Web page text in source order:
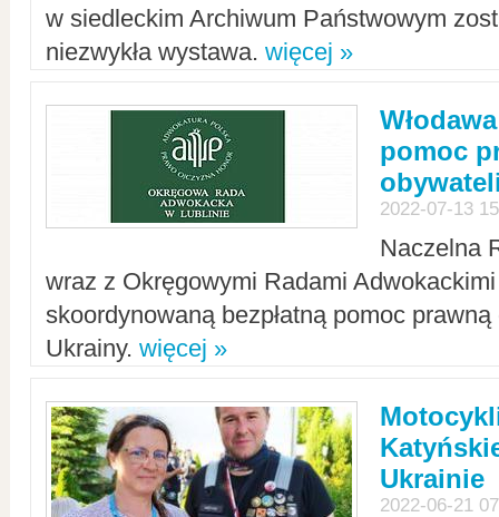
w siedleckim Archiwum Państwowym
niezwykła wystawa. więcej »
pomoc
2022-07-13
Naczelna
wraz z Okręgowymi Radami Adwokackimi
skoordynowaną bezpłatną pomoc
Ukrainy. więcej »
Ukrainie
2022-06-21